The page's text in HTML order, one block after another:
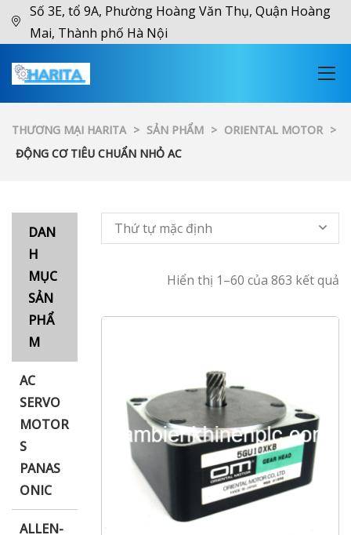
Số 3E, tổ 9A, Phường Hoàng Văn Thụ, Quận Hoàng
Mai, Thành phố Hà Nội
THƯƠNG MẠI HARITA > SẢN PHẨM > ORIENTAL MOTOR >
ĐỘNG CƠ TIÊU CHUẨN NHỎ AC
DAN
H
MỤC
SẢN
PHẨ
M
AC
SERVO
MOTOR
S
PANAS
ONIC
ALLEN-
Hiển thị 1–60 của 863 kết quả
Thứ tự mặc định
XNK